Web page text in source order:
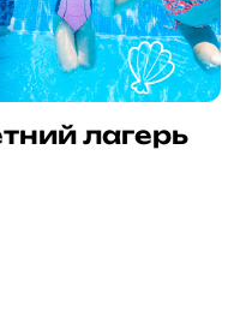
лагерь